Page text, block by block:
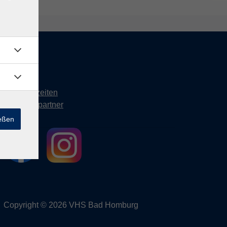
Kontakt
Öffnungszeiten
Ansprechpartner
Copyright © 2026 VHS Bad Homburg